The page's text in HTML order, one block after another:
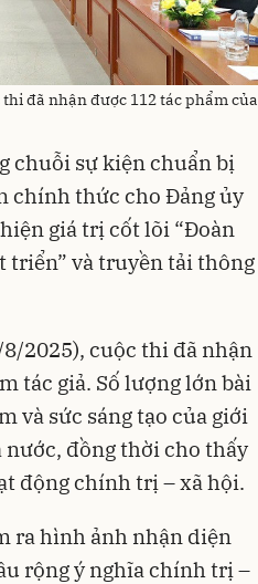
đã nhận được 112 tác phẩm của
chuỗi sự kiện chuẩn bị
chính thức cho Đảng ủy
giá trị cốt lõi “Đoàn
triển” và truyền tải thông
2025), cuộc thi đã nhận
tác giả. Số lượng lớn bài
và sức sáng tạo của giới
nước, đồng thời cho thấy
động chính trị – xã hội.
ra hình ảnh nhận diện
rộng ý nghĩa chính trị –